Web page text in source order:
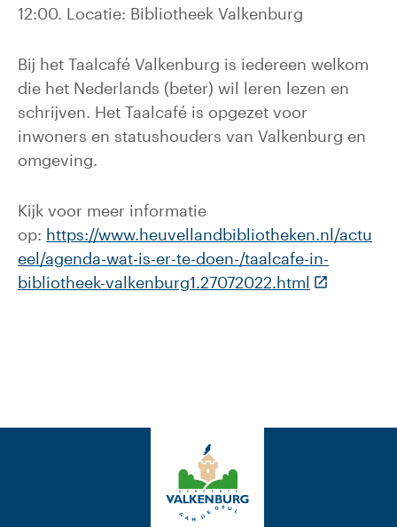
12:00. Locatie: Bibliotheek Valkenburg
Bij het Taalcafé Valkenburg is iedereen welkom
die het Nederlands (beter) wil leren lezen en
schrijven. Het Taalcafé is opgezet voor
inwoners en statushouders van Valkenburg en
omgeving.
Kijk voor meer informatie
op: https://www.heuvellandbibliotheken.nl/actu
eel/agenda-wat-is-er-te-doen-/taalcafe-in-
bibliotheek-valkenburg1.27072022.html (Deze link